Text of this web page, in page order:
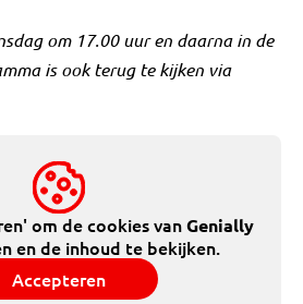
om 17.00 uur en daarna in de
is ook terug te kijken via
om de cookies vanGenially
en de inhoud te bekijken.
Accepteren